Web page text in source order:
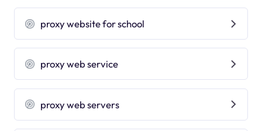
proxy website for school
proxy web service
proxy web servers